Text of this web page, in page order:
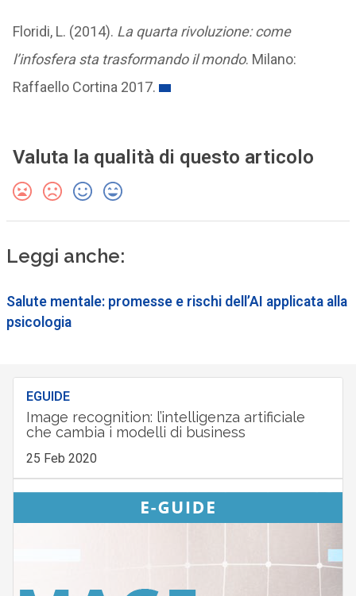
Floridi, L. (2014). La quarta rivoluzione: come
l’infosfera sta trasformando il mondo. Milano:
Raffaello Cortina 2017.
Valuta la qualità di questo articolo
Leggi anche:
Salute mentale: promesse e rischi dell’AI applicata alla
psicologia
EGUIDE
Image recognition: l’intelligenza artificiale
che cambia i modelli di business
25 Feb 2020